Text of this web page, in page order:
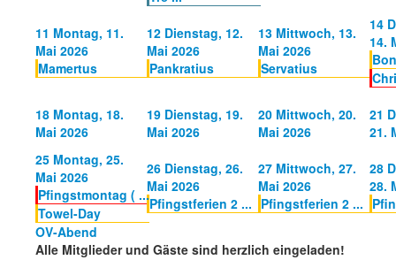
11 Montag, 11.
Mai 2026
Mamertus
12 Dienstag, 12.
Mai 2026
Pankratius
13 Mittwoch, 13.
Mai 2026
Servatius
14
14.
18 Montag, 18.
Mai 2026
19 Dienstag, 19.
Mai 2026
20 Mittwoch, 20.
Mai 2026
21
21.
25 Montag, 25.
Mai 2026
Pfingstmontag ( ...
Towel-Day
26 Dienstag, 26.
Mai 2026
Pfingstferien 2 ...
27 Mittwoch, 27.
Mai 2026
Pfingstferien 2 ...
28
28.
OV-Abend
Alle Mitglieder und Gäste sind herzlich eingeladen!